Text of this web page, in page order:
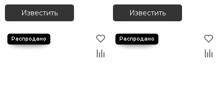
Известить
Известить